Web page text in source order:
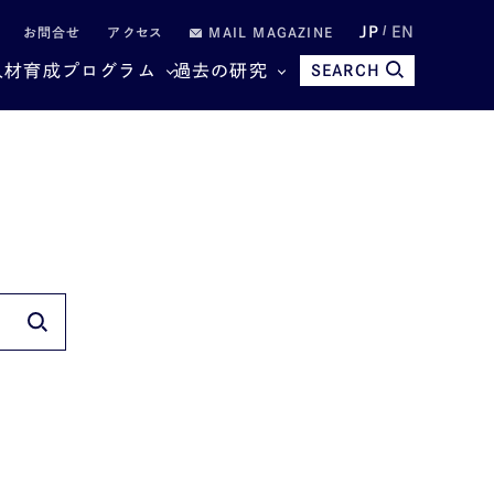
お問合せ アクセス MAIL MAGAZINE JP EN
材育成プログラム 過去の研究 SEARCH